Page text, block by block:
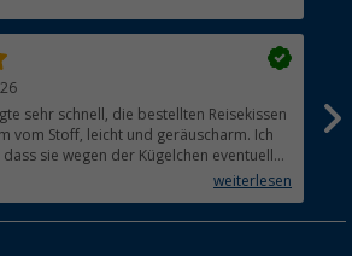
sehr schnell, die bestellten Reisekissen
vom Stoff, leicht und geräuscharm. Ich
sie wegen der Kügelchen eventuell
kann den Shop nur weiterempfehlen,
weiterlesen